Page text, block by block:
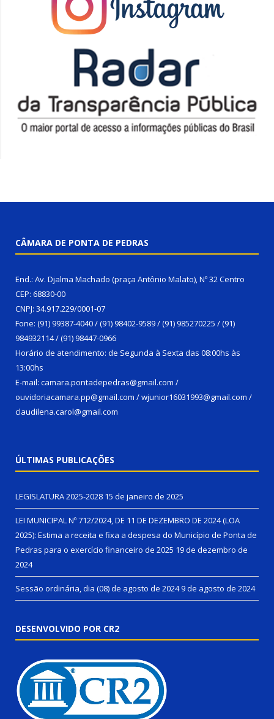
CÂMARA DE PONTA DE PEDRAS
End.: Av. Djalma Machado (praça Antônio Malato), Nº 32 Centro
CEP: 68830-00
CNPJ: 34.917.229/0001-07
Fone: (91) 99387-4040 / (91) 98402-9589 / (91) 985270225 / (91)
984932114 / (91) 98447-0966
Horário de atendimento: de Segunda à Sexta das 08:00hs às
13:00hs
E-mail: camara.pontadepedras@gmail.com /
ouvidoriacamara.pp@gmail.com / wjunior16031993@gmail.com /
claudilena.carol@gmail.com
ÚLTIMAS PUBLICAÇÕES
LEGISLATURA 2025-2028 15 de janeiro de 2025
LEI MUNICIPAL Nº 712/2024, DE 11 DE DEZEMBRO DE 2024 (LOA
2025): Estima a receita e fixa a despesa do Município de Ponta de
Pedras para o exercício financeiro de 2025 19 de dezembro de
2024
Sessão ordinária, dia (08) de agosto de 20249 de agosto de 2024
DESENVOLVIDO POR CR2